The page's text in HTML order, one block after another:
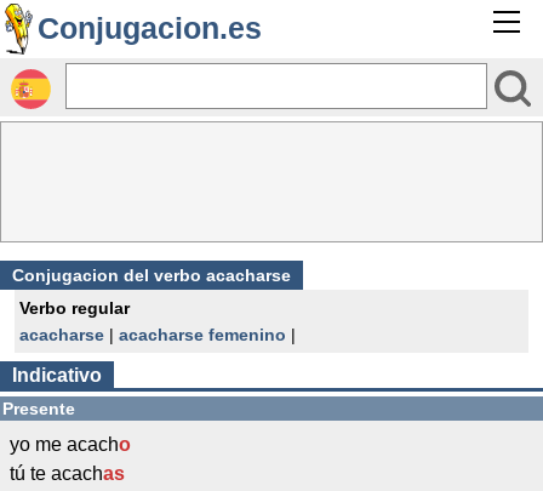
Conjugacion.es
Conjugacion del verbo acacharse
Verbo regular
acacharse | acacharse femenino |
Indicativo
Presente
yo me acacho
tú te acachas